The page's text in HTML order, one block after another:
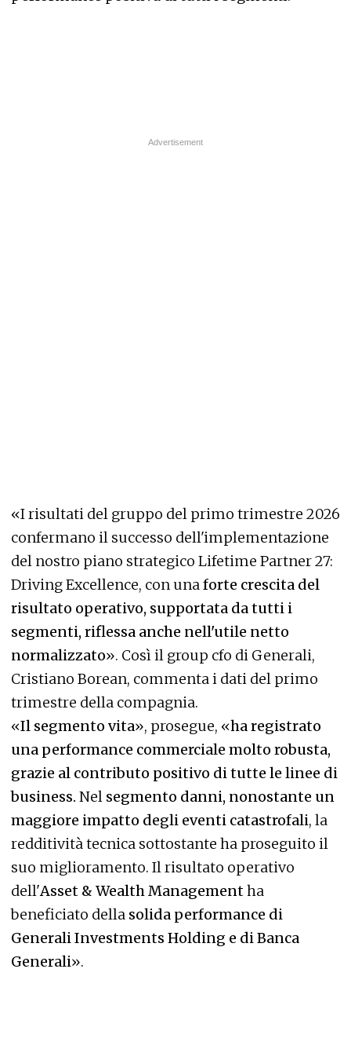
«I risultati del gruppo del primo trimestre 2026
confermano il successo dell'implementazione
del nostro piano strategico Lifetime Partner 27:
Driving Excellence, con unaforte crescita del
risultato operativo, supportata da tutti i
segmenti, riflessa anche nell'utile netto
normalizzato». Così il group cfo di Generali,
Cristiano Borean, commenta i dati del primo
trimestre della compagnia.
«Il segmento vita», prosegue, «ha registrato
una performance commerciale molto robusta,
grazie al contributo positivo di tutte le linee di
business. Nel segmento danni, nonostante un
maggiore impatto degli eventi catastrofali, la
redditività tecnica sottostante ha proseguito il
suo miglioramento. Il risultato operativo
dell'Asset & Wealth Managementha
beneficiato della solida performance di
Generali Investments Holding e di Banca
Generali».